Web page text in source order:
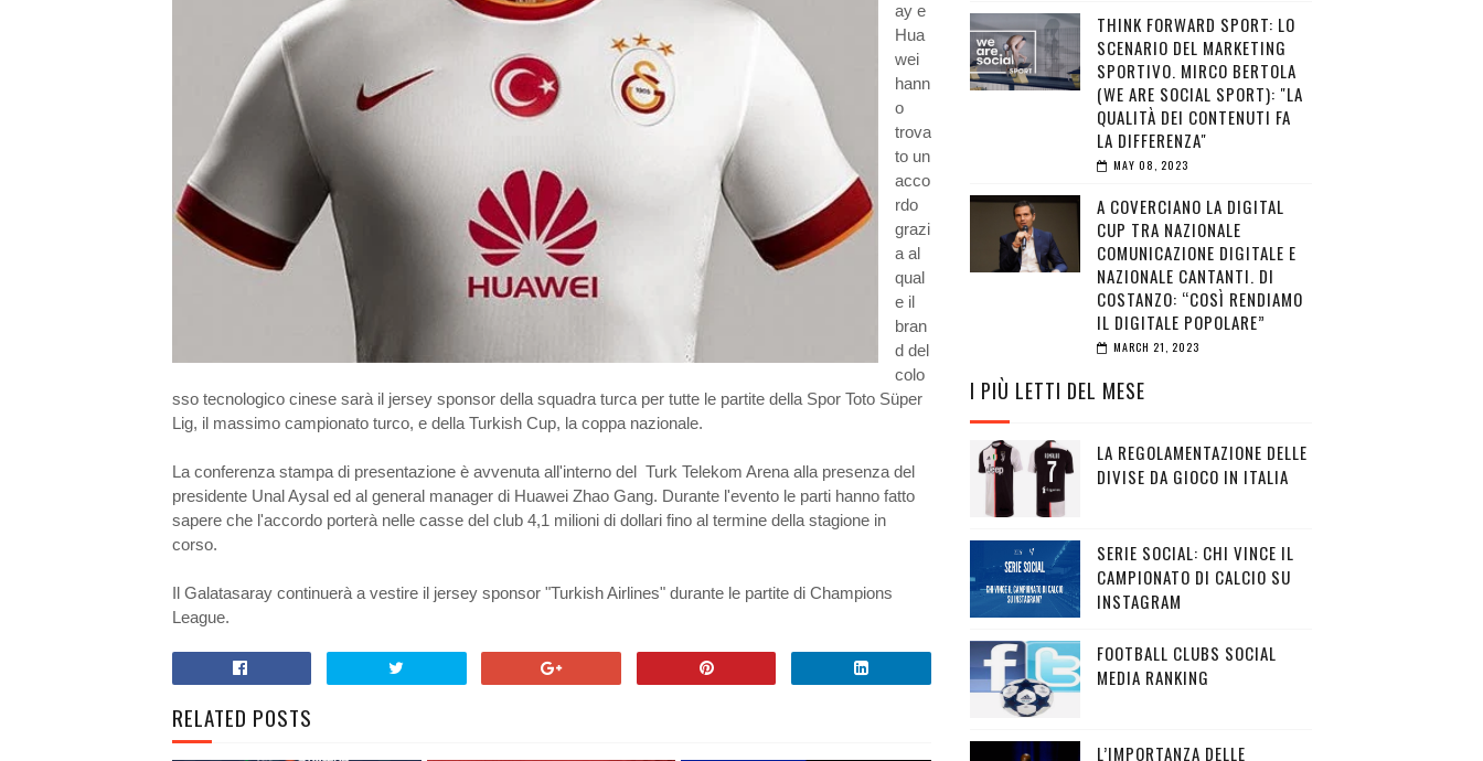
ay e
Hua
wei
hann
o
trova
to un
acco
rdo
grazi
a al
qual
e il
bran
d del
colo
sso tecnologico cinese sarà il jersey sponsor della squadra turca per tutte le partite della Spor Toto Süper
Lig, il massimo campionato turco, e della Turkish Cup, la coppa nazionale.
La conferenza stampa di presentazione è avvenuta all'interno del Turk Telekom Arena alla presenza del
presidente Unal Aysal ed al general manager di Huawei Zhao Gang. Durante l'evento le parti hanno fatto
sapere che l'accordo porterà nelle casse del club 4,1 milioni di dollari fino al termine della stagione in
corso.
Il Galatasaray continuerà a vestire il jersey sponsor "Turkish Airlines" durante le partite di Champions
League.
RELATED POSTS
THINK FORWARD SPORT: LO
SCENARIO DEL MARKETING
SPORTIVO. MIRCO BERTOLA
(WE ARE SOCIAL SPORT): "LA
QUALITÀ DEI CONTENUTI FA
LA DIFFERENZA"
MAY 08, 2023
A COVERCIANO LA DIGITAL
CUP TRA NAZIONALE
COMUNICAZIONE DIGITALE E
NAZIONALE CANTANTI. DI
COSTANZO: “COSÌ RENDIAMO
IL DIGITALE POPOLARE”
MARCH 21, 2023
I PIÙ LETTI DEL MESE
LA REGOLAMENTAZIONE DELLE
DIVISE DA GIOCO IN ITALIA
SERIE SOCIAL: CHI VINCE IL
CAMPIONATO DI CALCIO SU
INSTAGRAM
FOOTBALL CLUBS SOCIAL
MEDIA RANKING
L’IMPORTANZA DELLE